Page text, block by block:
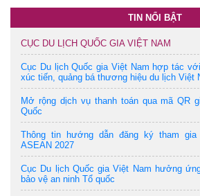
TIN NỔI BẬT
CỤC DU LỊCH QUỐC GIA VIỆT NAM
Cục Du lịch Quốc gia Việt Nam hợp tác
xúc tiến, quảng bá thương hiệu du lịch Việt
Mở rộng dịch vụ thanh toán qua mã QR
Quốc
Thông tin hướng dẫn đăng ký tham
ASEAN 2027
Cục Du lịch Quốc gia Việt Nam hưởng
bảo vệ an ninh Tổ quốc